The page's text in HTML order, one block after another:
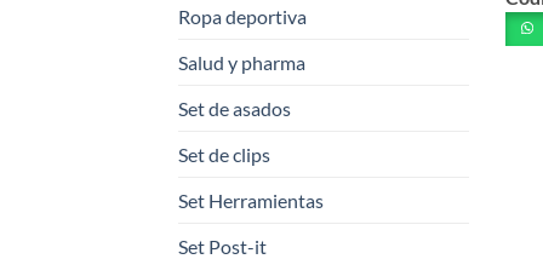
Ropa deportiva
Salud y pharma
Set de asados
Set de clips
Set Herramientas
Set Post-it
tiene